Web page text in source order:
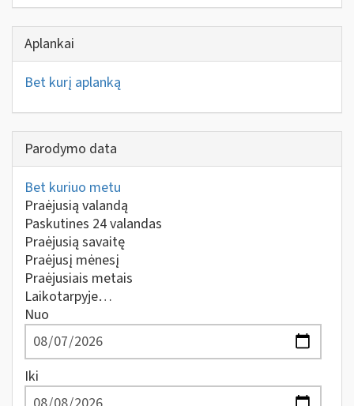
Aplankai
Bet kurį aplanką
Parodymo data
Bet kuriuo metu
Praėjusią valandą
Paskutines 24 valandas
Praėjusią savaitę
Praėjusį mėnesį
Praėjusiais metais
Laikotarpyje…
Nuo
Iki